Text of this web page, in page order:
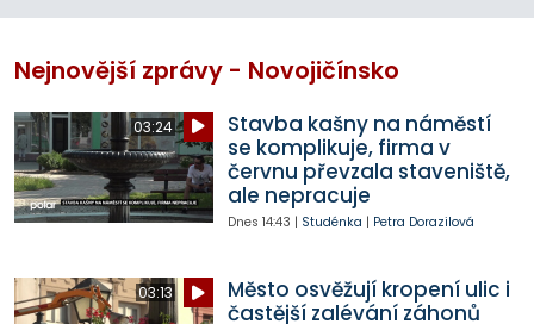
Nejnovější zprávy - Novojičínsko
03:24
Stavba kašny na náměstí
se komplikuje, firma v
červnu převzala staveniště,
ale nepracuje
Dnes 14:43 | Studénka | Petra Dorazilová
03:13
Město osvěžují kropení ulic i
častější zalévání záhonů